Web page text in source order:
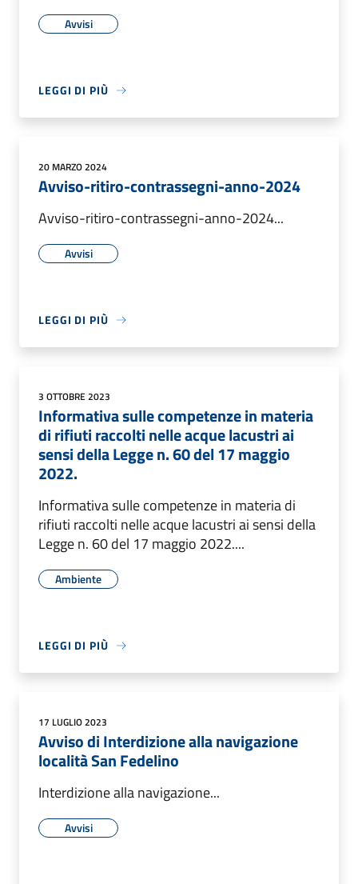
Avvisi
LEGGI DI PIÙ
20 MARZO 2024
Avviso-ritiro-contrassegni-anno-2024
Avviso-ritiro-contrassegni-anno-2024...
Avvisi
LEGGI DI PIÙ
3 OTTOBRE 2023
Informativa sulle competenze in materia
di rifiuti raccolti nelle acque lacustri ai
sensi della Legge n. 60 del 17 maggio
2022.
Informativa sulle competenze in materia di
rifiuti raccolti nelle acque lacustri ai sensi della
Legge n. 60 del 17 maggio 2022....
Ambiente
LEGGI DI PIÙ
17 LUGLIO 2023
Avviso di Interdizione alla navigazione
località San Fedelino
Interdizione alla navigazione...
Avvisi